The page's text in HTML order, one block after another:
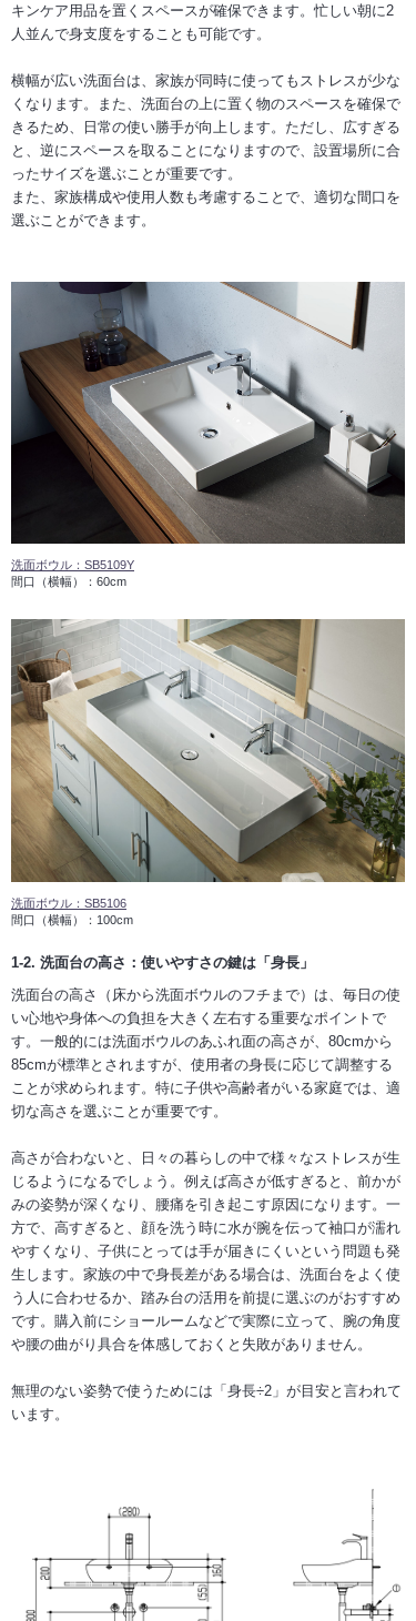
キンケア用品を置くスペースが確保できます。忙しい朝に2
人並んで身支度をすることも可能です。
横幅が広い洗面台は、家族が同時に使ってもストレスが少な
くなります。また、洗面台の上に置く物のスペースを確保で
きるため、日常の使い勝手が向上します。ただし、広すぎる
と、逆にスペースを取ることになりますので、設置場所に合
ったサイズを選ぶことが重要です。
また、家族構成や使用人数も考慮することで、適切な間口を
選ぶことができます。
洗面ボウル：SB5109Y
間口（横幅）：60cm
洗面ボウル：SB5106
間口（横幅）：100cm
1-2. 洗面台の高さ：使いやすさの鍵は「身長」
洗面台の高さ（床から洗面ボウルのフチまで）は、毎日の使
い心地や身体への負担を大きく左右する重要なポイントで
す。一般的には洗面ボウルのあふれ面の高さが、80cmから
85cmが標準とされますが、使用者の身長に応じて調整する
ことが求められます。特に子供や高齢者がいる家庭では、適
切な高さを選ぶことが重要です。
高さが合わないと、日々の暮らしの中で様々なストレスが生
じるようになるでしょう。例えば高さが低すぎると、前かが
みの姿勢が深くなり、腰痛を引き起こす原因になります。一
方で、高すぎると、顔を洗う時に水が腕を伝って袖口が濡れ
やすくなり、子供にとっては手が届きにくいという問題も発
生します。家族の中で身長差がある場合は、洗面台をよく使
う人に合わせるか、踏み台の活用を前提に選ぶのがおすすめ
です。購入前にショールームなどで実際に立って、腕の角度
や腰の曲がり具合を体感しておくと失敗がありません。
無理のない姿勢で使うためには「身長÷2」が目安と言われて
います。